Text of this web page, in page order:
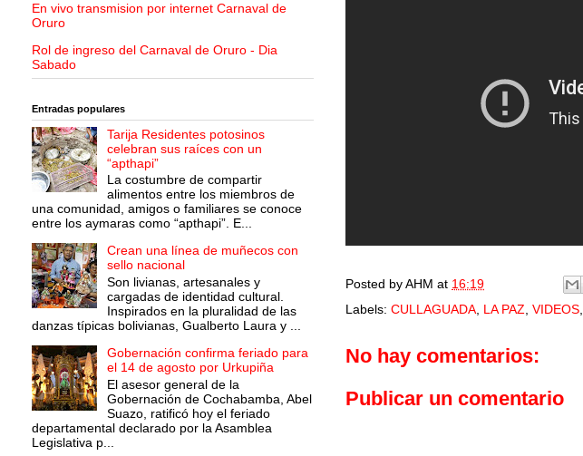
Posted byAHM at 16:19
Labels: CULLAGUADA, LA PAZ, VIDEOS,
No hay comentarios:
Publicar un comentario
En vivo transmision por internet Carnaval de
Oruro
Rol de ingreso del Carnaval de Oruro - Dia
Sabado
Entradas populares
Tarija Residentes potosinos
celebran sus raíces con un
“apthapi”
La costumbre de compartir
alimentos entre los miembros de
una comunidad, amigos o familiares se conoce
entre los aymaras como “apthapi”. E...
Crean una línea de muñecos con
sello nacional
Son livianas, artesanales y
cargadas de identidad cultural.
Inspirados en la pluralidad de las
danzas típicas bolivianas, Gualberto Laura y ...
Gobernación confirma feriado para
el 14 de agosto por Urkupiña
El asesor general de la
Gobernación de Cochabamba, Abel
Suazo, ratificó hoy el feriado
departamental declarado por la Asamblea
Legislativa p...